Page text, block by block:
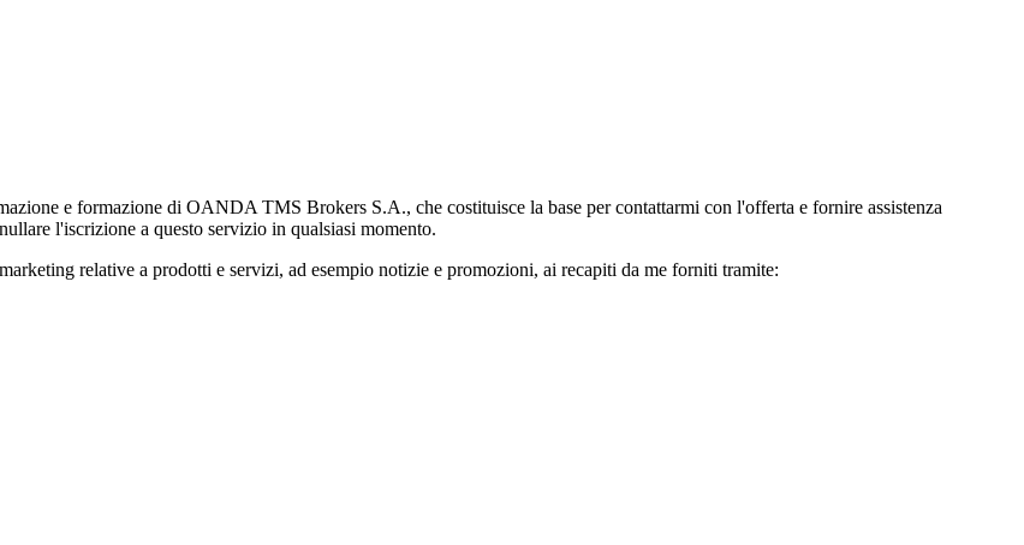
e formazione di OANDA TMS Brokers S.A., che costituisce la base per contattarmi con l'offerta e fornire assistenza
l'iscrizione a questo servizio in qualsiasi momento.
relative a prodotti e servizi, ad esempio notizie e promozioni, ai recapiti da me forniti tramite: